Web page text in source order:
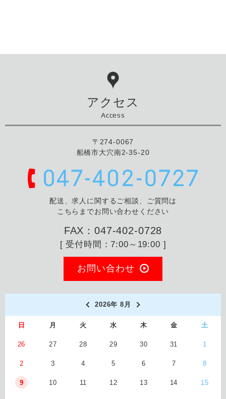
アクセス
Access
〒274-0067
船橋市大穴南2-35-20
配送、求人に関するご相談、ご質問は
こちらまでお問い合わせください
FAX：047-402-0728
[ 受付時間：7:00～19:00 ]
お問い合わせ
2026年 8月
日 月 火 水 木 金 土
26 27 28 29 30 31 1
2 3 4 5 6 7 8
9 10 11 12 13 14 15